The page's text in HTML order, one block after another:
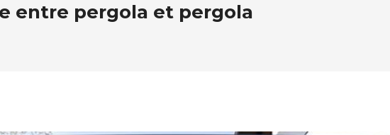
entre pergola et pergola